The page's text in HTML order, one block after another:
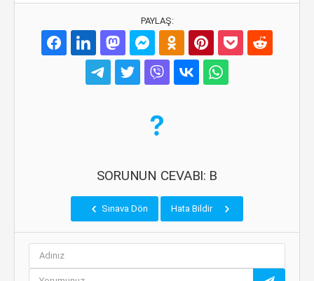
PAYLAŞ:
SORUNUN CEVABI: B
Sınava Dön Hata Bildir